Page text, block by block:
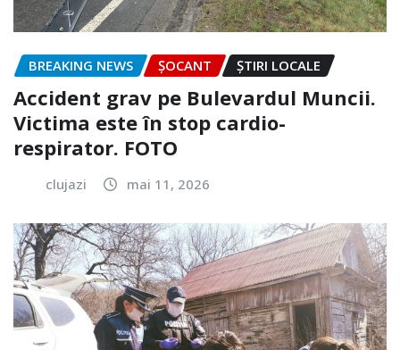
BREAKING NEWS ȘOCANT ȘTIRI LOCALE
Accident grav pe Bulevardul Muncii.
Victima este în stop cardio-
respirator. FOTO
clujazi mai 11, 2026